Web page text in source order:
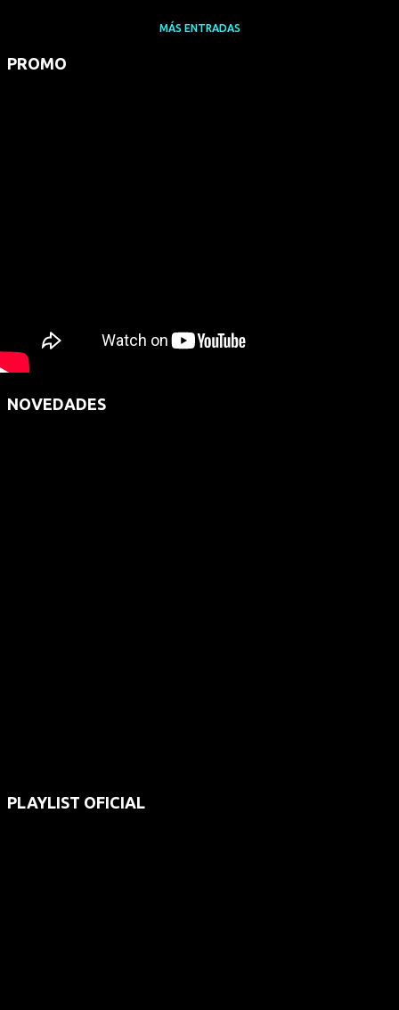
MÁS ENTRADAS
PROMO
NOVEDADES
PLAYLIST OFICIAL